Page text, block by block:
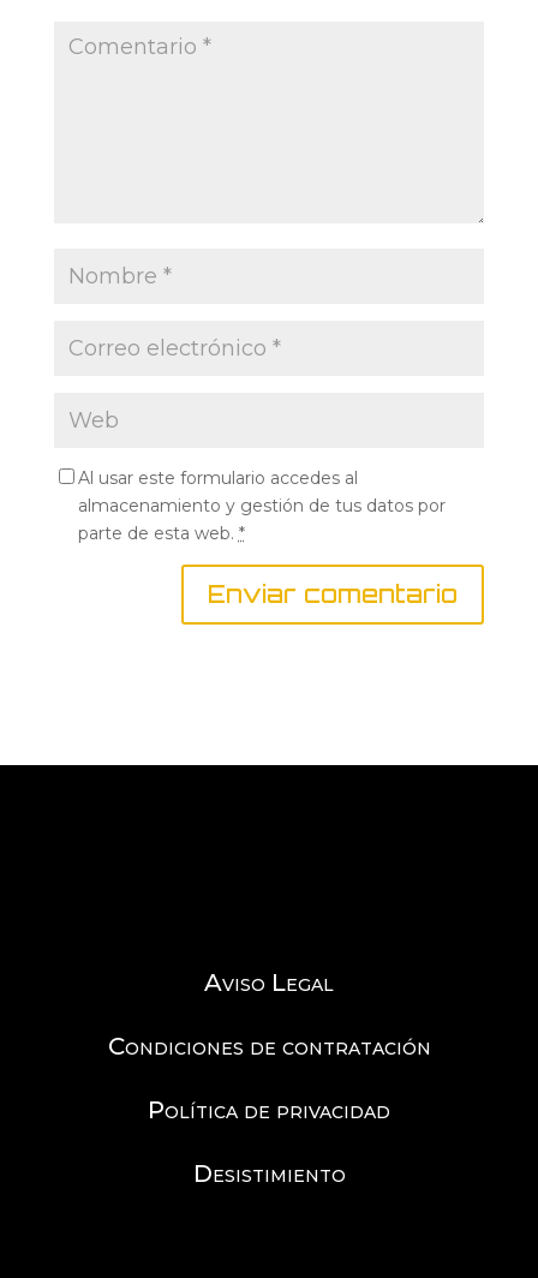
Al usar este formulario accedes al
almacenamiento y gestión de tus datos por
parte de esta web. *
Aviso Legal
Condiciones de contratación
Política de privacidad
Desistimiento